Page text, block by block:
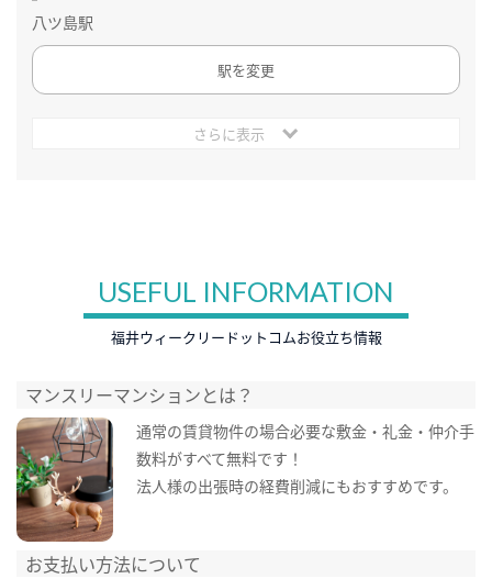
八ツ島駅
駅を変更
さらに表示
USEFUL INFORMATION
福井ウィークリードットコムお役立ち情報
マンスリーマンションとは？
通常の賃貸物件の場合必要な敷金・礼金・仲介手
数料がすべて無料です！
法人様の出張時の経費削減にもおすすめです。
お支払い方法について